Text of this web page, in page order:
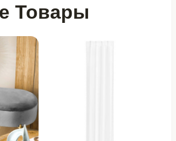
Товары